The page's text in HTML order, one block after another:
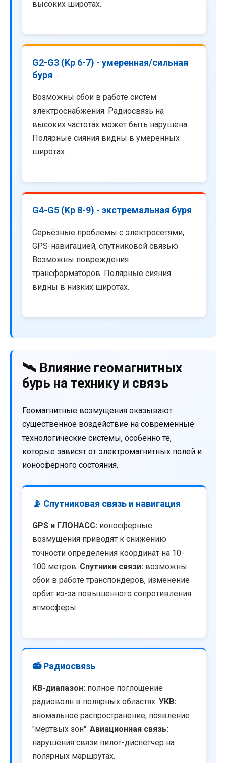
высоких широтах.
G2-G3 (Kp 6-7) - умеренная/сильная
буря
Возможны сбои в работе систем
электроснабжения. Радиосвязь на
высоких частотах может быть нарушена.
Полярные сияния видны в умеренных
широтах.
G4-G5 (Kp 8-9) - экстремальная буря
Серьёзные проблемы с электросетями,
GPS-навигацией, спутниковой связью.
Возможны повреждения
трансформаторов. Полярные сияния
видны в низких широтах.
🛰️ Влияние геомагнитных
бурь на технику и связь
Геомагнитные возмущения оказывают
существенное воздействие на современные
технологические системы, особенно те,
которые зависят от электромагнитных полей и
ионосферного состояния.
📡 Спутниковая связь и навигация
GPS и ГЛОНАСС: ионосферные
возмущения приводят к снижению
точности определения координат на 10-
100 метров. Спутники связи: возможны
сбои в работе транспондеров, изменение
орбит из-за повышенного сопротивления
атмосферы.
📻 Радиосвязь
КВ-диапазон: полное поглощение
радиоволн в полярных областях. УКВ:
аномальное распространение, появление
"мертвых зон". Авиационная связь:
нарушения связи пилот-диспетчер на
полярных маршрутах.